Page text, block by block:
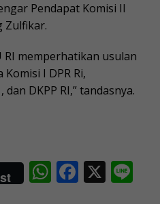
Pendapat Komisi II
Zulfikar.
RI memperhatikan usulan
I DPR Ri,
DKPP RI,” tandasnya.
W F X